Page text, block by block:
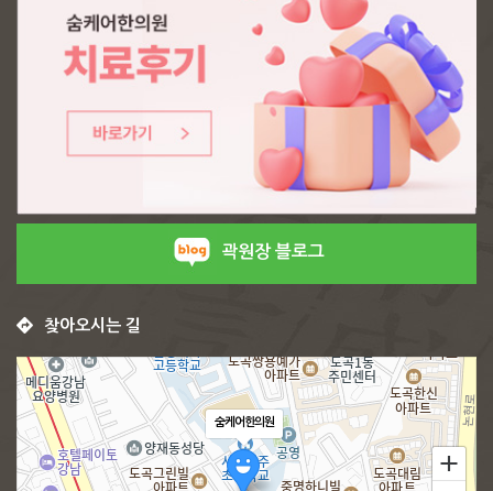
곽원장 블로그
찾아오시는 길
숨케어한의원